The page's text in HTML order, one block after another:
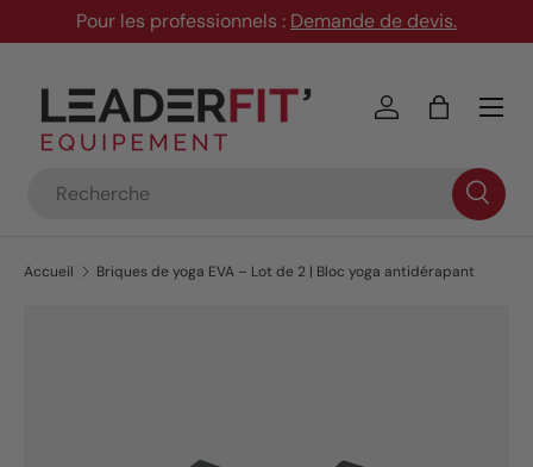
Aller au contenu
Pour les professionnels : Demande de devis.
Se connecter
Panier
Menu
Accueil Briques de yoga EVA – Lot de 2 | Bloc yoga antidérapant